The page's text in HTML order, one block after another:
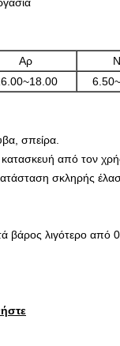
Αρ
σπείρα.
κατασκευή από τον
σκληρής
βάρος λιγότερο από